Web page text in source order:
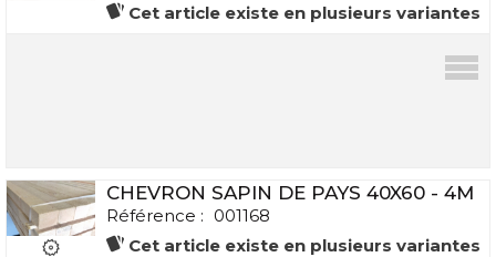
Cet article existe en plusieurs variantes
CHEVRON SAPIN DE PAYS 40X60 - 4M
Référence : 001168
Cet article existe en plusieurs variantes